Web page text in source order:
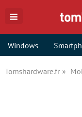
Windows
Tomshardware.fr